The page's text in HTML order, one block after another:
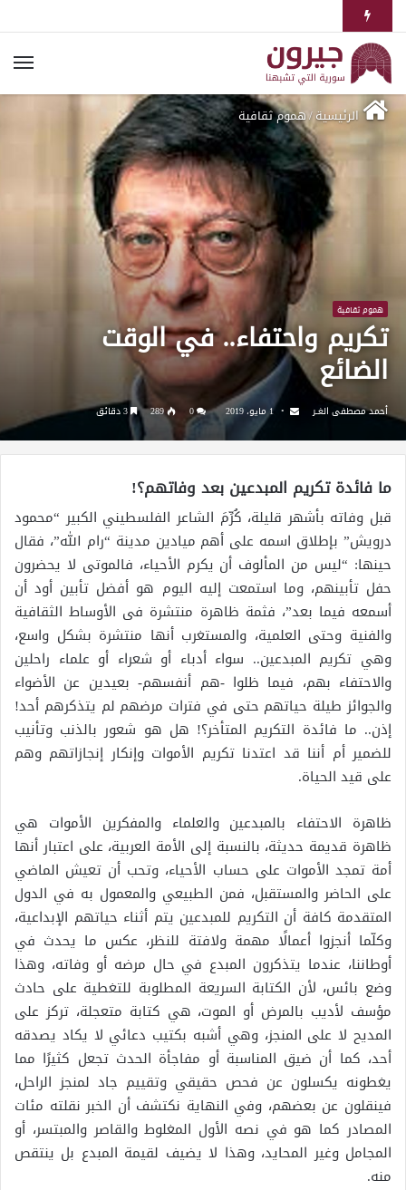
الرئيسية/هموم ثقافية
هموم ثقافية
تكريم واحتفاء.. في الوقت
الضائع
أحمد مصطفى الغـر 1 مايو، 2019 0
289 3 دقائق
ما فائدة تكريم المبدعين بعد وفاتهم؟!
قبل وفاته بأشهر قليلة، كُرِّمَ الشاعر الفلسطيني الكبير “محمود
درويش” بإطلاق اسمه على أهم ميادين مدينة “رام الله”، فقال
حينها: “ليس من المألوف أن يكرم الأحياء، فالموتى لا يحضرون
حفل تأبينهم، وما استمعت إليه اليوم هو أفضل تأبين أود أن
أسمعه فيما بعد”، فثمة ظاهرة منتشرة فى الأوساط الثقافية
والفنية وحتى العلمية، والمستغرب أنها منتشرة بشكل واسع،
وهي تكريم المبدعين.. سواء أدباء أو شعراء أو علماء راحلين
والاحتفاء بهم، فيما ظلوا -هم أنفسهم- بعيدين عن الأضواء
والجوائز طيلة حياتهم حتى في فترات مرضهم لم يتذكرهم أحد!
إذن.. ما فائدة التكريم المتأخر؟! هل هو شعور بالذنب وتأنيب
للضمير أم أننا قد اعتدنا تكريم الأموات وإنكار إنجازاتهم وهم
على قيد الحياة.
ظاهرة الاحتفاء بالمبدعين والعلماء والمفكرين الأموات هي
ظاهرة قديمة حديثة، بالنسبة إلى الأمة العربية، على اعتبار أنها
أمة تمجد الأموات على حساب الأحياء، وتحب أن تعيش الماضي
على الحاضر والمستقبل، فمن الطبيعي والمعمول به في الدول
المتقدمة كافة أن التكريم للمبدعين يتم أثناء حياتهم الإبداعية،
وكلّما أنجزوا أعمالًا مهمة ولافتة للنظر، عكس ما يحدث في
أوطاننا، عندما يتذكرون المبدع في حال مرضه أو وفاته، وهذا
وضع بائس، لأن الكتابة السريعة المطلوبة للتغطية على حادث
مؤسف لأديب بالمرض أو الموت، هي كتابة متعجلة، تركز على
المديح لا على المنجز، وهي أشبه بكتيب دعائي لا يكاد يصدقه
أحد، كما أن ضيق المناسبة أو مفاجأة الحدث تجعل كثيرًا مما
يغطونه يكسلون عن فحص حقيقي وتقييم جاد لمنجز الراحل،
فينقلون عن بعضهم، وفي النهاية نكتشف أن الخبر نقلته مئات
المصادر كما هو في نصه الأول المغلوط والقاصر والمبتسر، أو
المجامل وغير المحايد، وهذا لا يضيف لقيمة المبدع بل ينتقص
منه.